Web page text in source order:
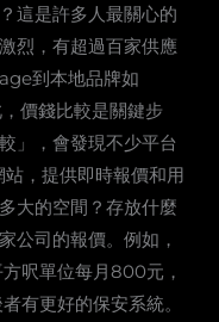
這是許多人最關心的
烈，有超過百家供應
到本地品牌如
價錢比較是關鍵步
」，會發現不少平台
，提供即時報價和用
大的空間？存放什麼
公司的報價。例如，
呎單位每月800元，
有更好的保安系統。